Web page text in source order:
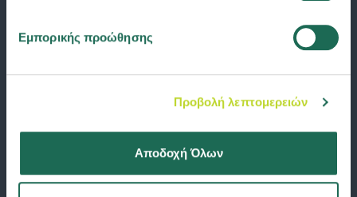
Εμπορικής προώθησης
Προβολή λεπτομερειών
Αποδοχή Όλων